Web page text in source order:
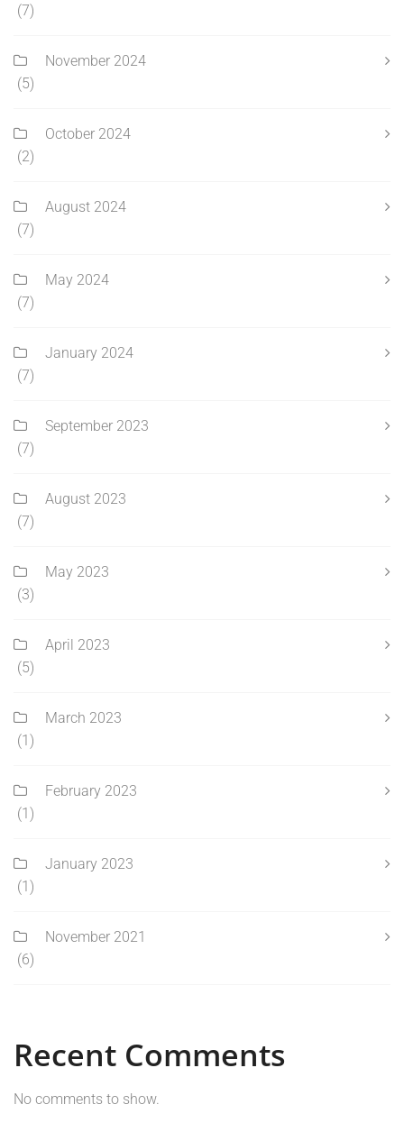
(7)
November 2024
(5)
October 2024
(2)
August 2024
(7)
May 2024
(7)
January 2024
(7)
September 2023
(7)
August 2023
(7)
May 2023
(3)
April 2023
(5)
March 2023
(1)
February 2023
(1)
January 2023
(1)
November 2021
(6)
Recent Comments
No comments to show.